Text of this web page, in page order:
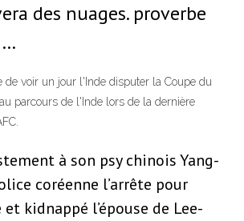
des nuages. proverbe
…
de voir un jour l'Inde disputer la Coupe du
parcours de l'Inde lors de la dernière
à son psy chinois Yang-
coréenne l’arrête pour
kidnappé l’épouse de Lee-